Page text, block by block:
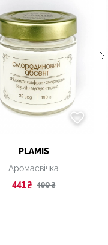
PLAMIS
Аромасвічка
441 ₴ 490 ₴